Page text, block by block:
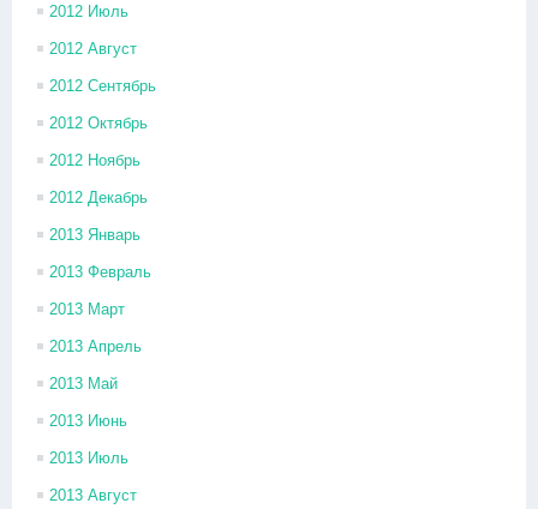
2012 Июль
2012 Август
2012 Сентябрь
2012 Октябрь
2012 Ноябрь
2012 Декабрь
2013 Январь
2013 Февраль
2013 Март
2013 Апрель
2013 Май
2013 Июнь
2013 Июль
2013 Август